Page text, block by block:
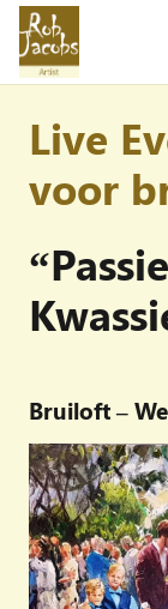
Live
voor
Bruiloft –